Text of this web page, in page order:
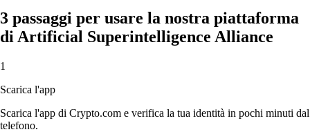
3 passaggi per usare la nostra piattaforma
di Artificial Superintelligence Alliance
1
Scarica l'app
Scarica l'app di Crypto.com e verifica la tua identità in pochi minuti dal
telefono.